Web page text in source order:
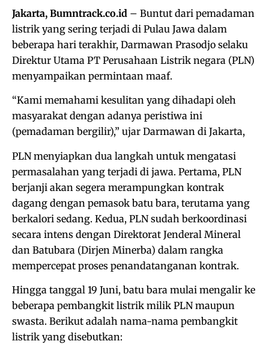
Jakarta, Bumntrack.co.id – Buntut dari pemadaman
listrik yang sering terjadi di Pulau Jawa dalam
beberapa hari terakhir, Darmawan Prasodjo selaku
Direktur Utama PT Perusahaan Listrik negara (PLN)
menyampaikan permintaan maaf.
“Kami memahami kesulitan yang dihadapi oleh
masyarakat dengan adanya peristiwa ini
(pemadaman bergilir),” ujar Darmawan di Jakarta,
PLN menyiapkan dua langkah untuk mengatasi
permasalahan yang terjadi di jawa. Pertama, PLN
berjanji akan segera merampungkan kontrak
dagang dengan pemasok batu bara, terutama yang
berkalori sedang. Kedua, PLN sudah berkoordinasi
secara intens dengan Direktorat Jenderal Mineral
dan Batubara (Dirjen Minerba) dalam rangka
mempercepat proses penandatanganan kontrak.
Hingga tanggal 19 Juni, batu bara mulai mengalir ke
beberapa pembangkit listrik milik PLN maupun
swasta. Berikut adalah nama-nama pembangkit
listrik yang disebutkan: